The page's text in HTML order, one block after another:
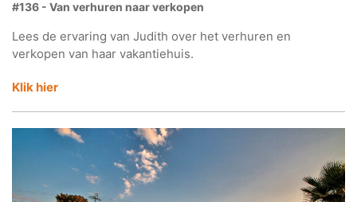
#136 - Van verhuren naar verkopen
Lees de ervaring van Judith over het verhuren en
verkopen van haar vakantiehuis.
Klik hier